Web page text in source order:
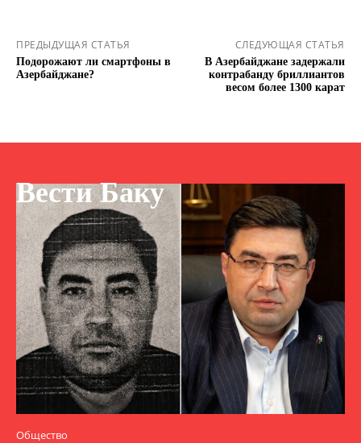
ПРЕДЫДУЩАЯ СТАТЬЯ
Подорожают ли смартфоны в
Азербайджане?
СЛЕДУЮЩАЯ СТАТЬЯ
В Азербайджане задержали
контрабанду бриллиантов
весом более 1300 карат
Вести Баку
Общество